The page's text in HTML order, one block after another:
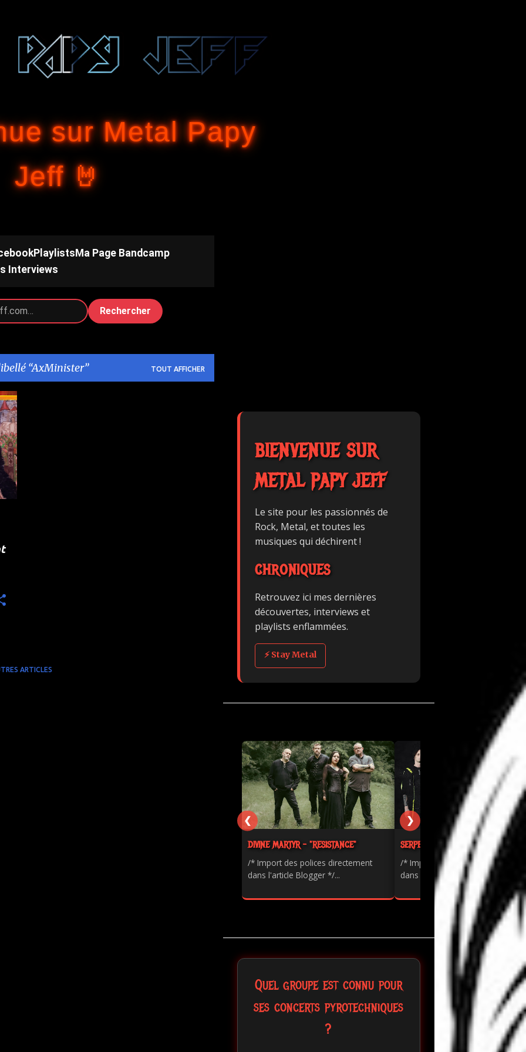
sur Metal Papy
Jeff 🤘
Playlists Ma Page Bandcamp
Interviews
Rechercher
AxMinister TOUT AFFICHER
ARTICLES
BIENVENUE SUR
METAL PAPY JEFF
Le site pour les passionnés de
Rock, Metal, et toutes les
musiques qui déchirent !
CHRONIQUES
Retrouvez ici mes dernières
découvertes, interviews et
playlists enflammées.
⚡ Stay Metal
DIVINE MARTYR - "RESISTANCE"
/* Import des polices directement
dans l'article Blogger */...
SERPENTS - "PAINKILLER"
/* Import des polices directement
dans l'article Blogger */...
❮ ❯
Quel groupe est connu pour
ses concerts pyrotechniques
?